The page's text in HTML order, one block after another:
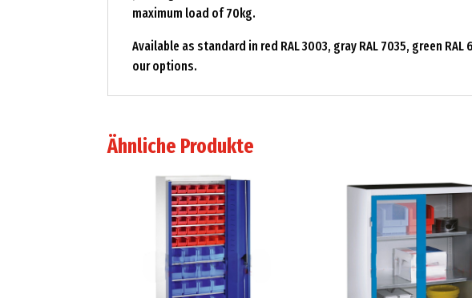
maximum load of 70kg.
Available as standard in red RAL 3003, gray RAL 7035, green
our options.
Ähnliche Produkte